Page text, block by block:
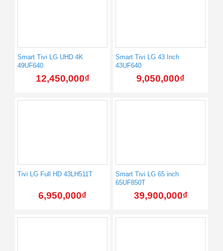
Smart Tivi LG UHD 4K
49UF640
12,450,000₫
Smart Tivi LG 43 Inch
43UF640
9,050,000₫
Tivi LG Full HD 43LH511T
6,950,000₫
Smart Tivi LG 65 inch
65UF850T
39,900,000₫